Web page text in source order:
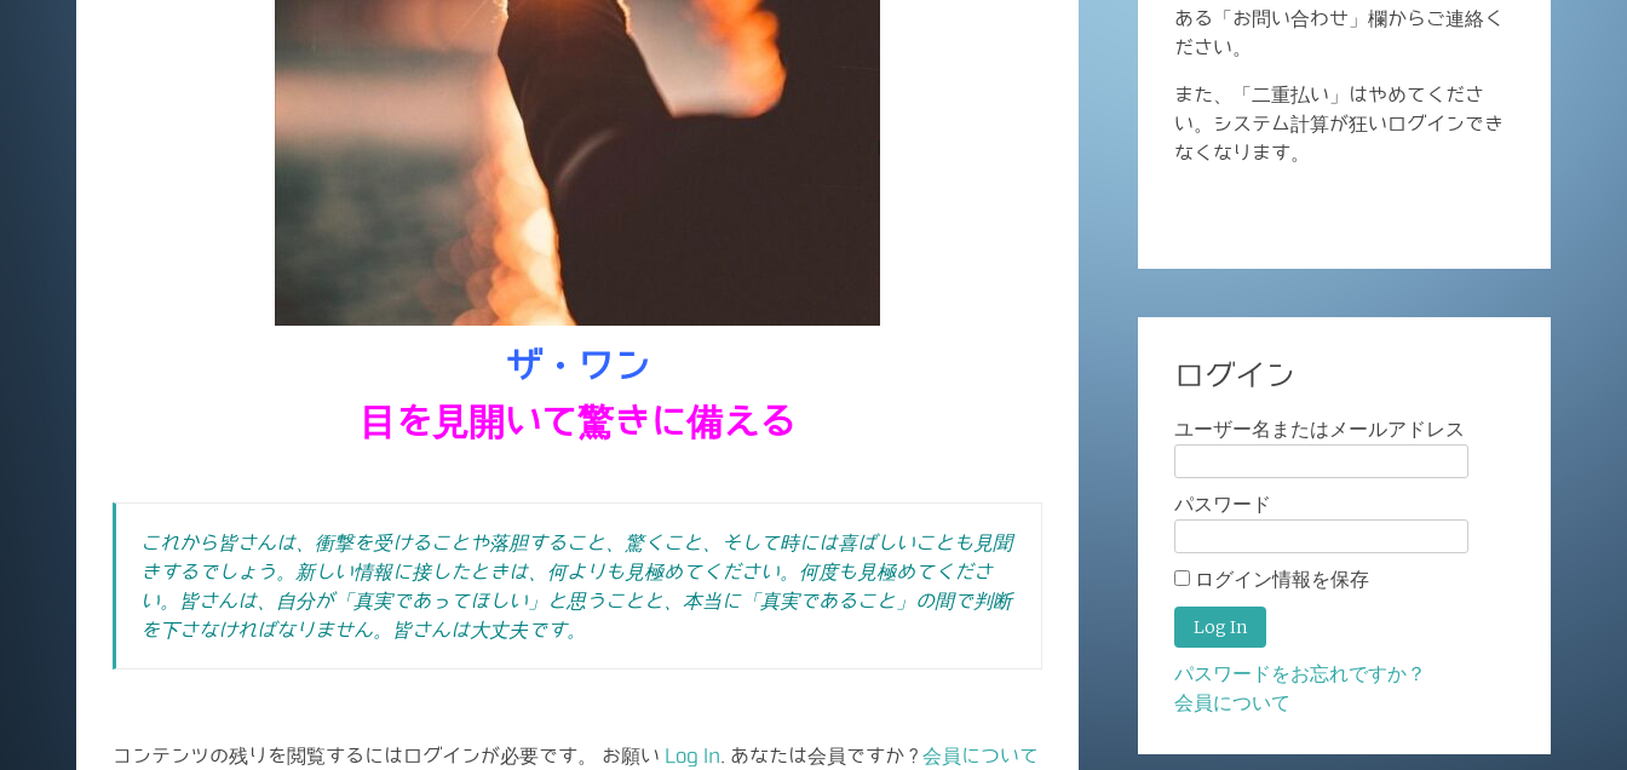
ザ・ワン
目を見開いて驚きに備える
これから皆さんは、衝撃を受けることや落胆すること、驚くこと、そして時には喜ばしいことも見聞
きするでしょう。新しい情報に接したときは、何よりも見極めてください。何度も見極めてくださ
い。
皆さんは、自分が「真実であってほしい」と思うことと、本当に「真実であること」の間で判断
を下さなければなりません。
皆さんは大丈夫です。
コンテンツの残りを閲覧するにはログインが必要です。 お願い Log In . あなたは会員ですか ? 会員について
ある「お問い合わせ」欄からご連絡く
ださい。
また、「二重払い」はやめてくださ
い。システム計算が狂いログインでき
なくなります。
ログイン
ユーザー名またはメールアドレス
パスワード
ログイン情報を保存
パスワードをお忘れですか？
会員について